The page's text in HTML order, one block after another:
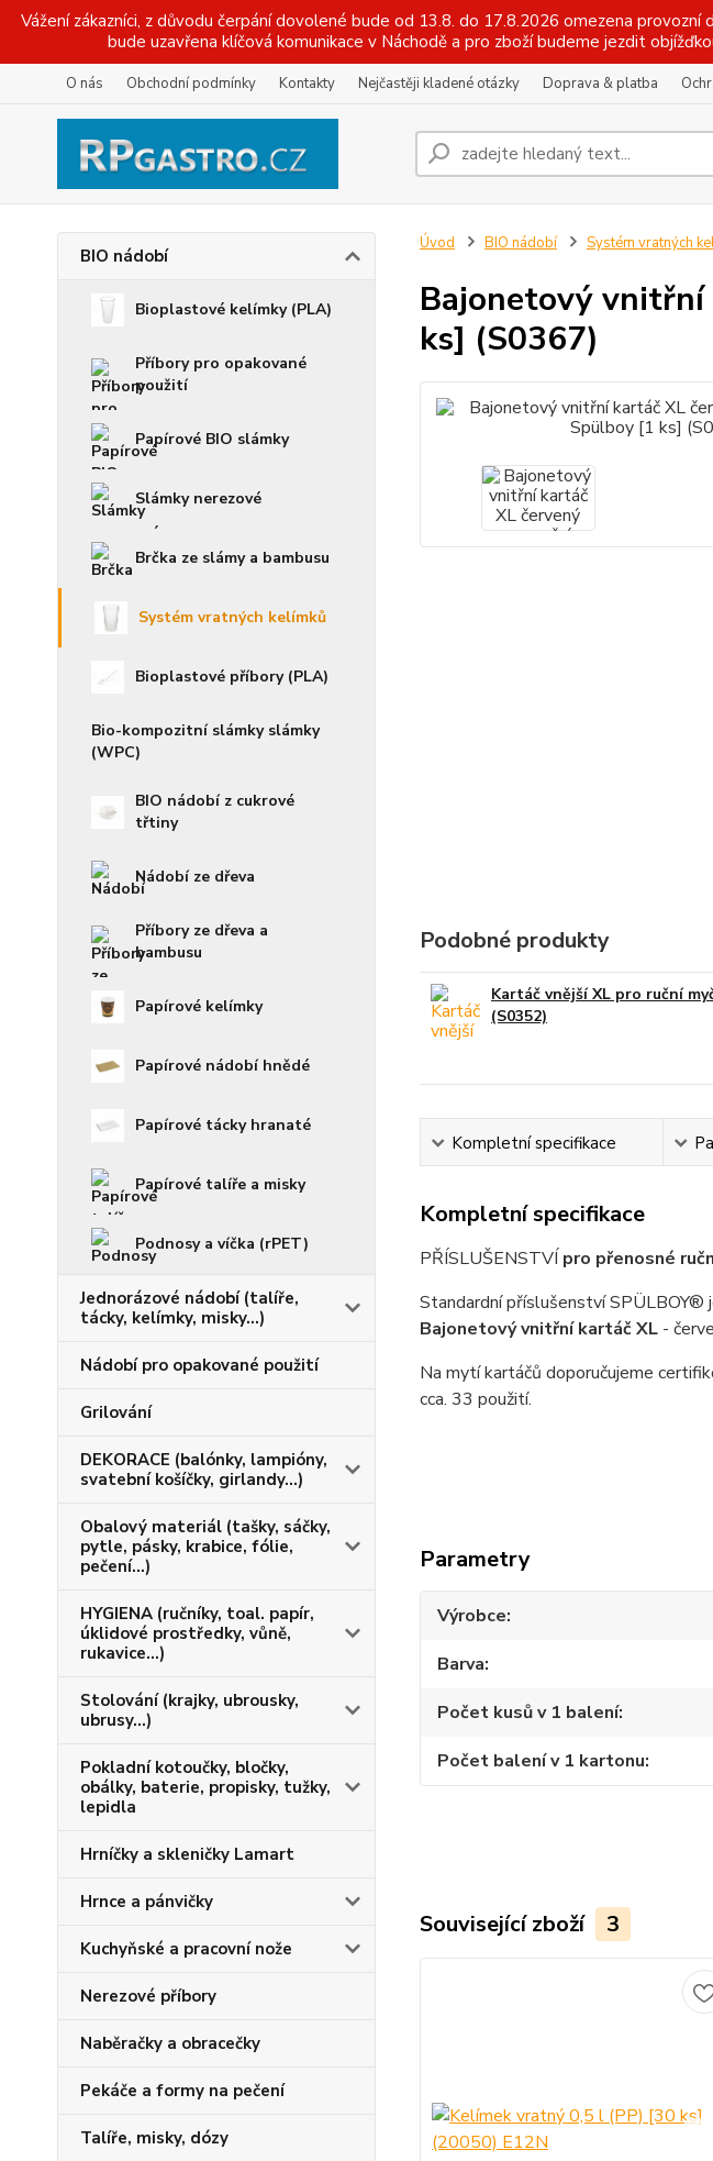
Vážení zákazníci, z důvodu čerpání dovolené bude od 13.8. do 17.8.2026 omezena
bude uzavřena klíčová komunikace v Náchodě a pro zboží budeme jezdit
O nás Obchodní podmínky Kontakty Nejčastěji kladené otázky Doprava & platba
BIO nádobí
Bioplastové kelímky (PLA)
Příbory pro opakované
použití
Papírové BIO slámky
Slámky nerezové
Brčka ze slámy a bambusu
Systém vratných kelímků
Bioplastové příbory (PLA)
Bio-kompozitní slámky slámky
(WPC)
BIO nádobí z cukrové
třtiny
Nádobí ze dřeva
Příbory ze dřeva a
bambusu
Papírové kelímky
Papírové nádobí hnědé
Papírové tácky hranaté
Papírové talíře a misky
Podnosy a víčka (rPET)
Jednorázové nádobí (talíře,
tácky, kelímky, misky...)
Nádobí pro opakované použití
Grilování
DEKORACE (balónky, lampióny,
svatební košíčky, girlandy...)
Obalový materiál (tašky, sáčky,
pytle, pásky, krabice, fólie,
pečení...)
HYGIENA (ručníky, toal. papír,
úklidové prostředky, vůně,
rukavice...)
Stolování (krajky, ubrousky,
ubrusy...)
Pokladní kotoučky, bločky,
obálky, baterie, propisky, tužky,
lepidla
Hrníčky a skleničky Lamart
Hrnce a pánvičky
Kuchyňské a pracovní nože
Nerezové příbory
Naběračky a obracečky
Pekáče a formy na pečení
Talíře, misky, dózy
Úvod BIO nádobí Systém vratných
Bajonetový vnitřní
ks] (S0367)
Podobné produkty
Kartáč vnější XL pro ruční
(S0352)
Kompletní specifikace
Kompletní specifikace
PŘÍSLUŠENSTVÍ pro přenosné
Standardní příslušenství SPÜLBOY®
Bajonetový vnitřní kartáč XL-
Na mytí kartáčů doporučujeme
cca. 33 použití.
Parametry
Výrobce
Barva
Počet kusů v 1 balení
Počet balení v 1 kartonu
Související zboží 3